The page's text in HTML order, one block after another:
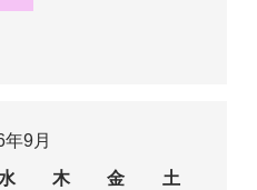
年9月
水 木 金 土